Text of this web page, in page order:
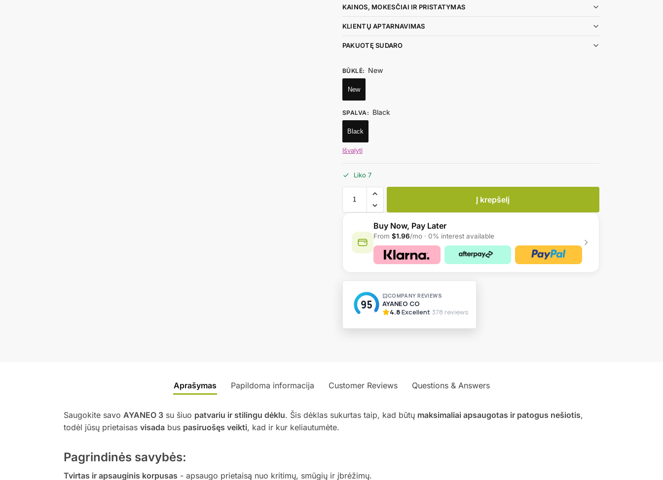
KAINOS, MOKESČIAI IR PRISTATYMAS
KLIENTŲ APTARNAVIMAS
PAKUOTĘ SUDARO
BŪKLĖ: New
New
SPALVA : Black
Black
Išvalyti
Liko 7
Į krepšelį
Buy Now, Pay Later
From $1.96/mo · 0% interest available
v
Aprašymas Papildoma informacija Customer Reviews Questions & Answers
Saugokite savo AYANEO 3su šiuo patvariu ir stilingu dėklu. Šis dėklas sukurtas taip, kad būtų maksimaliai apsaugotas ir patogus nešiotis,
todėl jūsų prietaisas visada bus pasiruošęs veikti, kad ir kur keliautumėte.
Pagrindinės savybės:
Tvirtas ir apsauginis korpusas - apsaugo prietaisą nuo kritimų, smūgių ir įbrėžimų.